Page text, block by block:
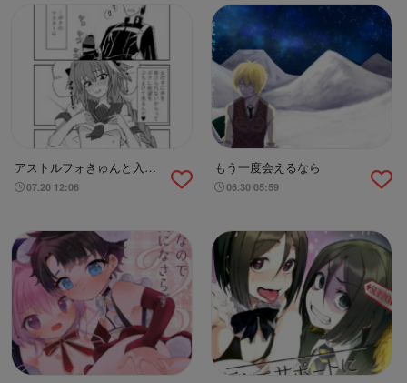
アストルフォきゅんと入れ
替わったマスター
07.20 12:06
もう一度会えるなら
06.30 05:59